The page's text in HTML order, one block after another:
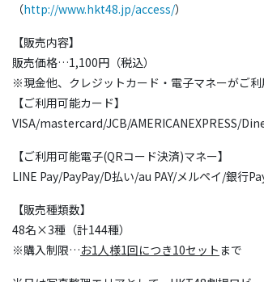
（http://www.hkt48.jp/access/）
【販売内容】
販売価格…1,100円（税込）
※現金他、クレジットカード・電子マネーがご利
【ご利用可能カード】
VISA/mastercard/JCB/AMERICANEXPRESS/
【ご利用可能電子(QRコード決済)マネー】
LINE Pay/PayPay/D払い/au PAY/メルペイ/銀行
【販売種類数】
48名×3種（計144種）
※購入制限…お1人様1回につき10セット まで